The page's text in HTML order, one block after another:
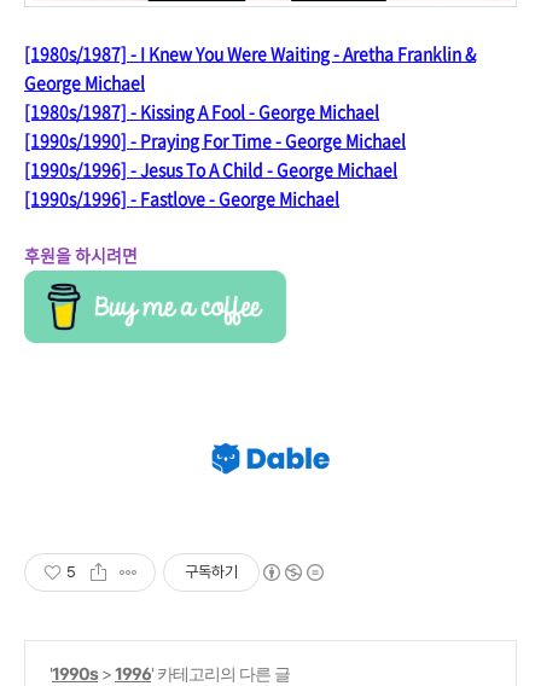
[1980s/1987] - I Knew You Were Waiting - Aretha Franklin &
George Michael
[1980s/1987] - Kissing A Fool - George Michael
[1990s/1990] - Praying For Time - George Michael
[1990s/1996] - Jesus To A Child - George Michael
[1990s/1996] - Fastlove - George Michael
후원을 하시려면
5 구독하기
'1990s>1996' 카테고리의 다른 글